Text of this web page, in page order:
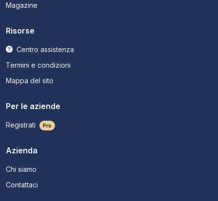
Magazine
Risorse
Centro assistenza
Termini e condizioni
Mappa del sito
Per le aziende
Registrati Pro
Azienda
Chi siamo
Contattaci